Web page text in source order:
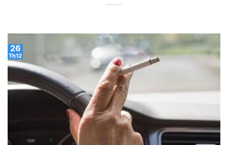
26
Th12